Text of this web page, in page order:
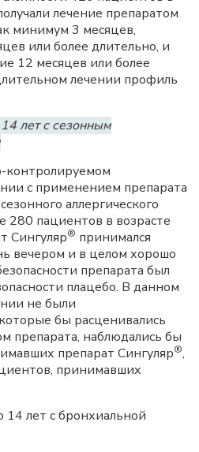
лечение препаратом
минимум 3 месяцев,
или более длительно, и
12 месяцев или более
лечении профиль
лет с сезонным
контролируемом
с применением препарата
аллергического
280 пациентов в возрасте
Сингуляр® принимался
вечером и в целом хорошо
препарата был
плацебо. В данном
не были
бы расценивались
препарата, наблюдались бы
препарат Сингуляр®,
принимавших
14 лет с бронхиальной